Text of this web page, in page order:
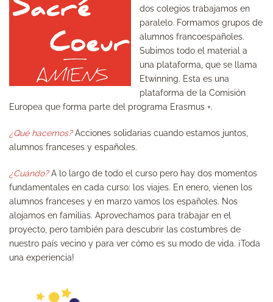
dos colegios trabajamos en
paralelo. Formamos grupos de
alumnos francoespañoles.
Subimos todo el material a
una plataforma, que se llama
Etwinning. Esta es una
plataforma de la Comisión
Europea que forma parte del programa Erasmus +.
¿Qué hacemos?Acciones solidarias cuando estamos juntos,
alumnos franceses y españoles.
¿Cuándo?A lo largo de todo el curso pero hay dos momentos
fundamentales en cada curso: los viajes. En enero, vienen los
alumnos franceses y en marzo vamos los españoles. Nos
alojamos en familias. Aprovechamos para trabajar en el
proyecto, pero también para descubrir las costumbres de
nuestro país vecino y para ver cómo es su modo de vida. ¡Toda
una experiencia!